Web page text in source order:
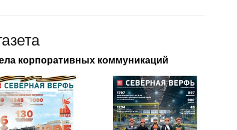
корпоративных коммуникаций